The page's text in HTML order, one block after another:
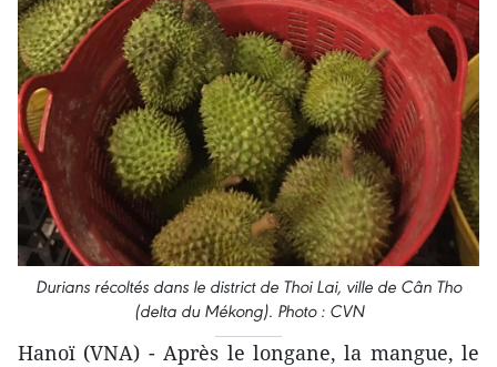
Durians récoltés dans le district de Thoi Lai, ville de Cân Tho
(delta du Mékong). Photo : CVN
Hanoï (VNA) - Après le longane, la mangue, le